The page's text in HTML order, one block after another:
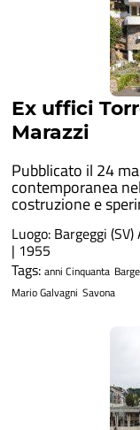
Ex uffici
Marazzi
Pubblicato il 24
contemporanea
costruzione e
Luogo: Bargeggi
| 1955
Tags: anni Cinquanta
Mario Galvagni Savona